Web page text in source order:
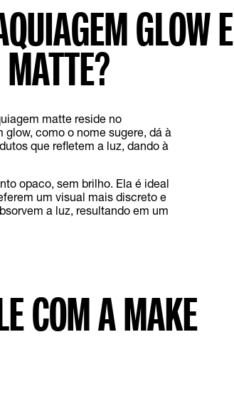
GLOW E
matte reside no
como o nome sugere, dá à
que refletem a luz, dando à
opaco, sem brilho. Ela é ideal
um visual mais discreto e
a luz, resultando em um
COM A MAKE